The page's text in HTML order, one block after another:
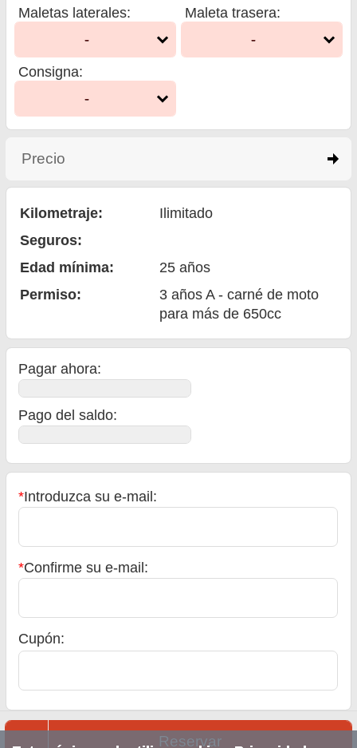
Maletas laterales:
-
Maleta trasera:
-
Consigna:
-
Precio
Kilometraje:
Ilimitado
Seguros:
Edad mínima:
25 años
Permiso:
3 años A - carné de moto
para más de 650cc
Pagar ahora:
Pago del saldo:
*Introduzca su e-mail:
*Confirme su e-mail:
Cupón:
Reservar